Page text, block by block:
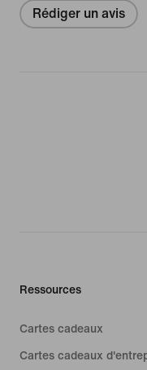
Rédiger un avis
Ressources
Cartes cadeaux
Cartes cadeaux